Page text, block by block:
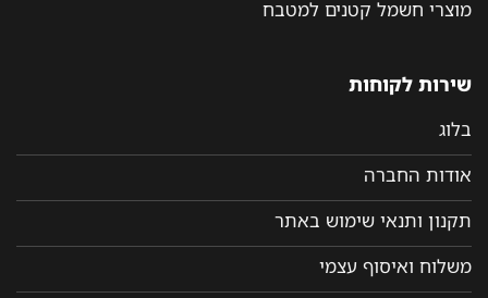
מוצרי חשמל קטנים למטבח
שירות לקוחות
בלוג
אודות החברה
תקנון ותנאי שימוש באתר
משלוח ואיסוף עצמי